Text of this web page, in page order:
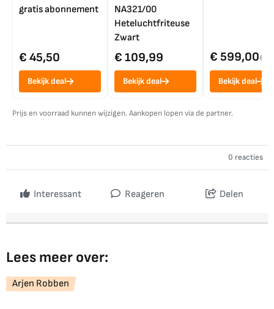
gratis abonnement
€ 45,50
Bekijk deal
NA321/00
Heteluchtfriteuse
Zwart
€ 109,99
Bekijk deal
€ 599,00€
Bekijk deal
Prijs en voorraad kunnen wijzigen. Aankopen lopen via de partner.
0 reacties
Interessant Reageren Delen
Lees meer over:
Arjen Robben